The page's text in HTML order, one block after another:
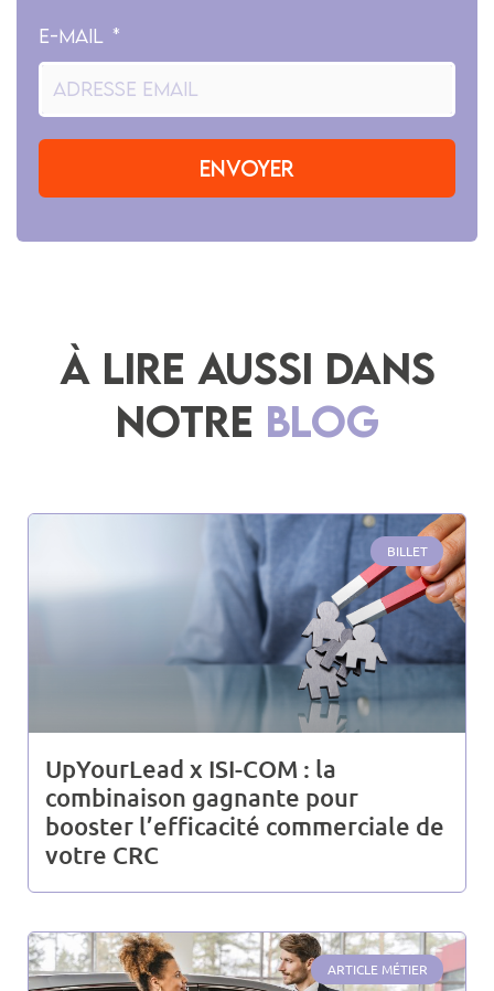
E-mail
Envoyer
À LIRE AUSSI DANS
NOTRE BLOG
BILLET
UpYourLead x ISI-COM : la
combinaison gagnante pour
booster l’efficacité commerciale de
votre CRC
ARTICLE MÉTIER